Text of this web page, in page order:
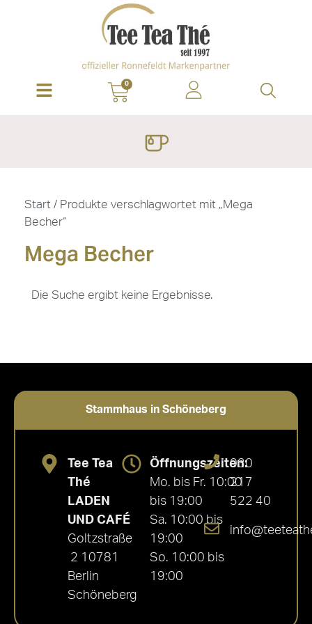
0
Start / Produkte verschlagwortet mit „Mega
Becher“
Mega Becher
Die Suche ergibt keine Ergebnisse.
Stammhaus in Schöneberg
Tee Tea
Thé
LADEN
UND CAFÉ
Goltzstraße
2 10781
Berlin
Schöneberg
Öffnungszeiten:
Mo. bis Fr. 10:00
bis 19:00
Sa. 10:00 bis
19:00
So. 10:00 bis
19:00
030
217
522 40